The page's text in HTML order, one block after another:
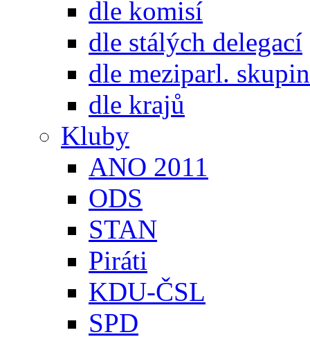
dle komisí
dle stálých delegací
dle meziparl. skupin
dle krajů
Kluby
ANO 2011
ODS
STAN
Piráti
KDU-ČSL
SPD